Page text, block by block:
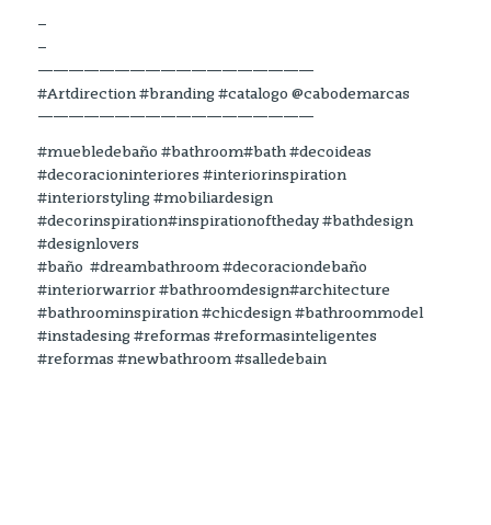
–
–
——————————————————
#Artdirection #branding #catalogo @cabodemarcas
——————————————————
#muebledebaño #bathroom#bath #decoideas
#decoracioninteriores #interiorinspiration
#interiorstyling #mobiliardesign
#decorinspiration#inspirationoftheday #bathdesign
#designlovers
#baño #dreambathroom #decoraciondebaño
#interiorwarrior #bathroomdesign#architecture
#bathroominspiration #chicdesign #bathroommodel
#instadesing #reformas #reformasinteligentes
#reformas #newbathroom #salledebain